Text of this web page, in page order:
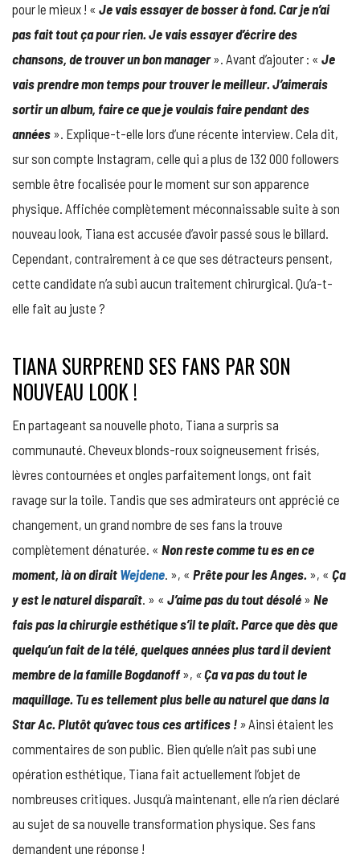
pour le mieux ! « Je vais essayer de bosser à fond. Car je n’ai
pas fait tout ça pour rien. Je vais essayer d’écrire des
chansons, de trouver un bon manager». Avant d’ajouter : « Je
vais prendre mon temps pour trouver le meilleur. J’aimerais
sortir un album, faire ce que je voulais faire pendant des
années ». Explique-t-elle lors d’une récente interview. Cela dit,
sur son compte Instagram, celle qui a plus de 132 000 followers
semble être focalisée pour le moment sur son apparence
physique. Affichée complètement méconnaissable suite à son
nouveau look, Tiana est accusée d’avoir passé sous le billard.
Cependant, contrairement à ce que ses détracteurs pensent,
cette candidate n’a subi aucun traitement chirurgical. Qu’a-t-
elle fait au juste ?
TIANA SURPREND SES FANS PAR SON
NOUVEAU LOOK !
En partageant sa nouvelle photo, Tiana a surpris sa
communauté. Cheveux blonds-roux soigneusement frisés,
lèvres contournées et ongles parfaitement longs, ont fait
ravage sur la toile. Tandis que ses admirateurs ont apprécié ce
changement, un grand nombre de ses fans la trouve
complètement dénaturée. « Non reste comme tu es en ce
moment, là on dirait Wejdene. », « Prête pour les Anges. », « Ça
y est le naturel disparaît. » « J’aime pas du tout désolé » Ne
fais pas la chirurgie esthétique s’il te plaît. Parce que dès que
quelqu’un fait de la télé, quelques années plus tard il devient
membre de la famille Bogdanoff», «Ça va pas du tout le
maquillage. Tu es tellement plus belle au naturel que dans la
Star Ac. Plutôt qu’avec tous ces artifices ! »Ainsi étaient les
commentaires de son public. Bien qu’elle n’ait pas subi une
opération esthétique, Tiana fait actuellement l’objet de
nombreuses critiques. Jusqu’à maintenant, elle n’a rien déclaré
au sujet de sa nouvelle transformation physique. Ses fans
demandent une réponse !